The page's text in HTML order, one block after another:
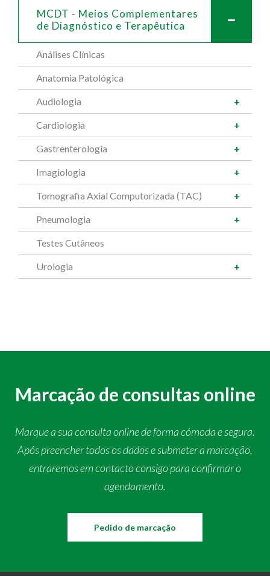
MCDT - Meios Complementares
de Diagnóstico e Terapêutica
Análises Clínicas
Anatomia Patológica
Audiologia
Cardiologia
Gastrenterologia
Imagiologia
Tomografia Axial Computorizada (TAC)
Pneumologia
Testes Cutâneos
Urologia
Marcação de consultas online
Marque a sua consulta online de forma cómoda e segura.
Após preencher todos os dados e submeter a marcação,
entraremos em contacto consigo para confirmar o
agendamento.
Pedido de marcação